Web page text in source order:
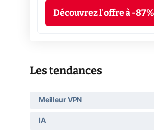
Découvrez l'offre à -87%
Les tendances
Meilleur VPN
IA